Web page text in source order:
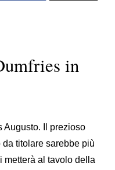
in
Augusto. Il prezioso
titolare sarebbe più
metterà al tavolo della